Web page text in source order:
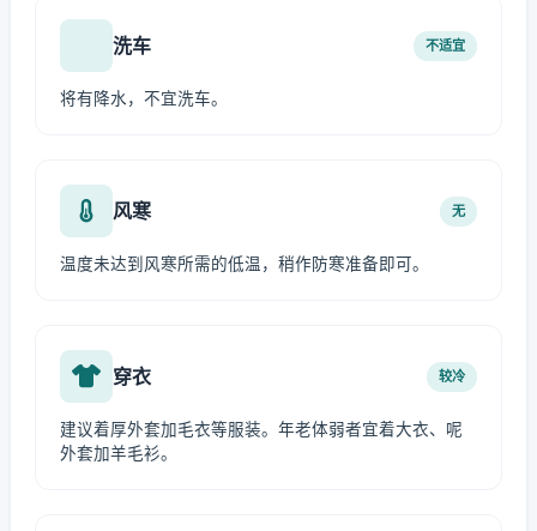
洗车 不适宜
将有降水，不宜洗车。
风寒 无
温度未达到风寒所需的低温，稍作防寒准备即可。
穿衣 较冷
建议着厚外套加毛衣等服装。年老体弱者宜着大衣、呢
外套加羊毛衫。